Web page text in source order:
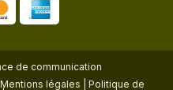
de communication
Mentions légales
Politique de